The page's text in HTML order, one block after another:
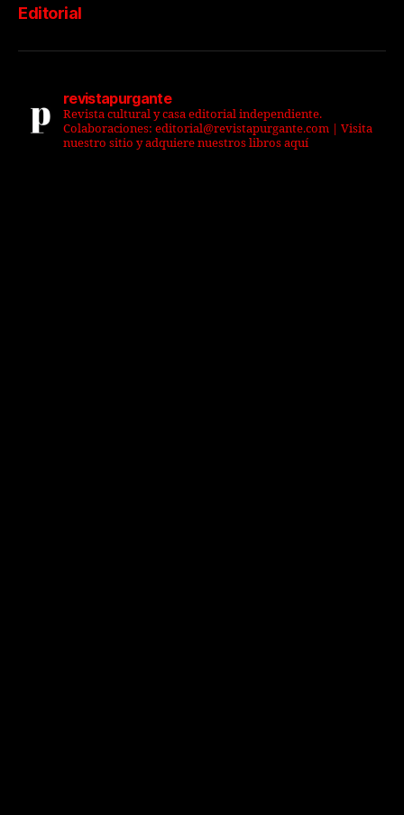
Editorial
revistapurgante
Revista cultural y casa editorial independiente.
Colaboraciones: editorial@revistapurgante.com | Visita
nuestro sitio y adquiere nuestros libros aquí